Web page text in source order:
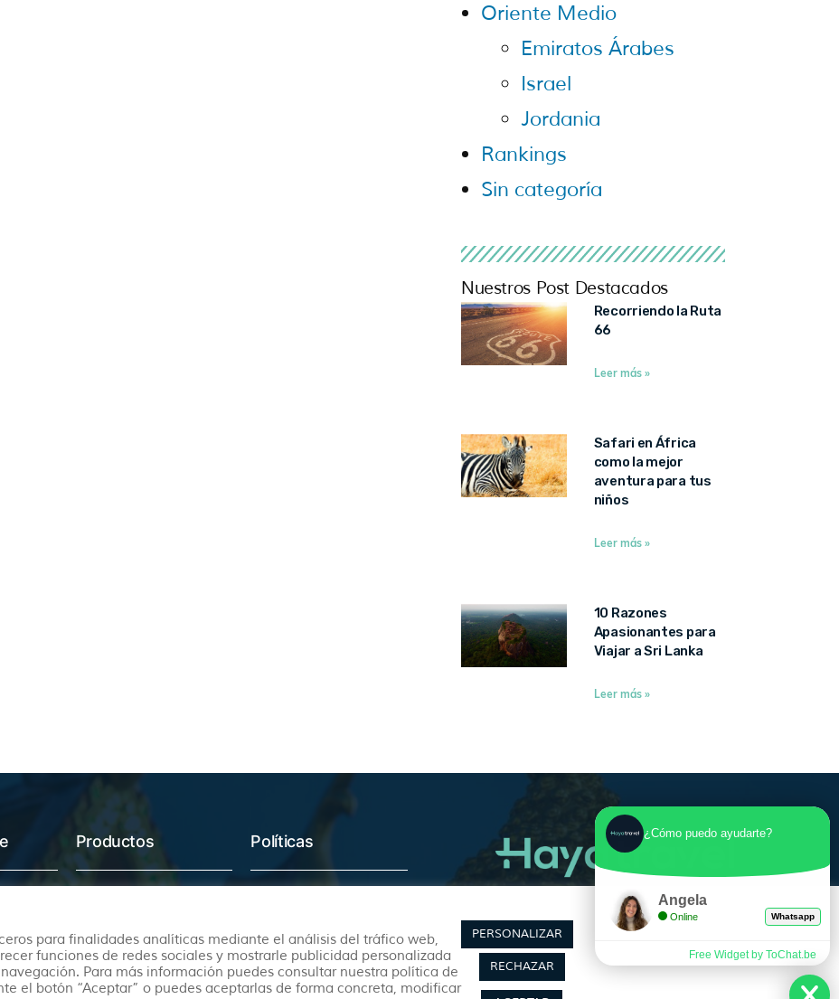
Oriente Medio
Emiratos Árabes
Israel
Jordania
Rankings
Sin categoría
Nuestros Post Destacados
Recorriendo la Ruta
66
Leer más »
Safari en África
como la mejor
aventura para tus
niños
Leer más »
10 Razones
Apasionantes para
Viajar a Sri Lanka
Leer más »
Productos
Lunas de Miel
Circuitos en Autocar
Políticas
Política de Privacidad
Política de Cookies
para finalidades analíticas mediante el análisis del tráfico web,
funciones de redes sociales y mostrarle publicidad personalizada
Para más información puedes consultar nuestra política de
el botón “Aceptar” o puedes aceptarlas de forma concreta, modificar
PERSONALIZAR
RECHAZAR
¿Cómo puedo ayudarte?
Angela
Online Whatsapp
Free Widget by ToChat.be